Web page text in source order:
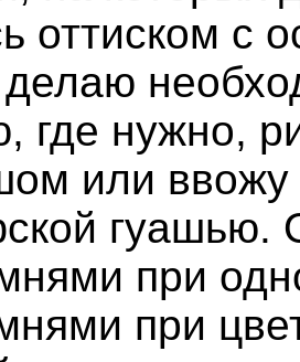
оттиском с
делаю
где нужно,
или ввожу
гуашью.
при
при